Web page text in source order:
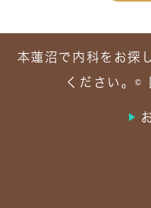
本蓮沼で内科をお探
ください。©